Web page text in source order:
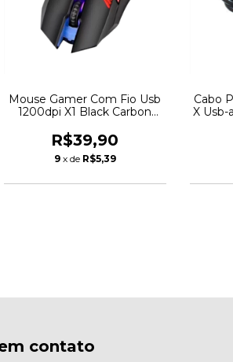
Mouse Gamer Com Fio Usb
1200dpi X1 Black Carbon
R$39,90
9 x de R$5,39
Cabo
X Usb-
contato